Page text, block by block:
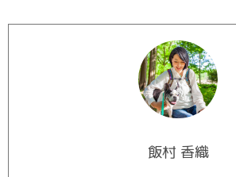
飯村 香織